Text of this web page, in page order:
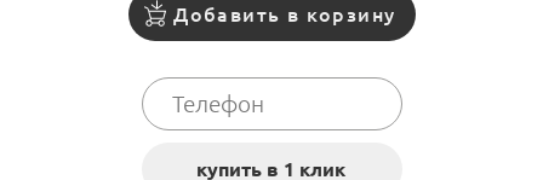
Добавить в корзину